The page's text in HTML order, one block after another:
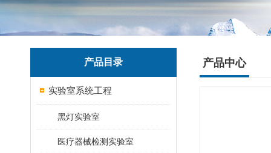
产品目录
实验室系统工程
黑灯实验室
医疗器械检测实验室
产品中心